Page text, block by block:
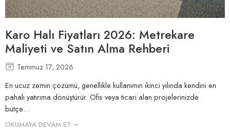
Karo Halı Fiyatları 2026: Metrekare
Maliyeti ve Satın Alma Rehberi
Temmuz 17, 2026
En ucuz zemin çözümü, genellikle kullanımın ikinci yılında kendini en
pahalı yatırıma dönüştürür. Ofis veya ticari alan projelerinizde
bütçe…
OKUMAYA DEVAM ET ➞